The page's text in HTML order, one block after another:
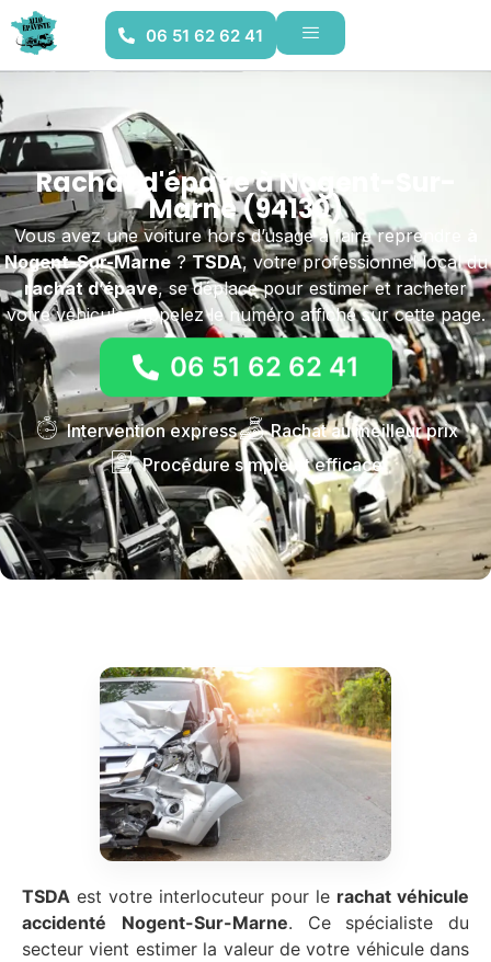
06 51 62 62 41
Rachat d'épave à Nogent-Sur-
Marne (94130)
Vous avez une voiture hors d’usage à faire reprendre
Nogent-Sur-Marne?TSDA, votre professionnel local du
rachat d’épave, se déplace pour estimer et racheter
votre véhicule. Appelez le numéro affiché sur cette page.
06 51 62 62 41
Intervention express
Rachat au meilleur prix
Procédure simple et efficace
TSDA est votre interlocuteur pour le rachat véhicule
accidenté
Nogent-Sur-Marne. Ce spécialiste du
secteur vient estimer la valeur de votre véhicule dans